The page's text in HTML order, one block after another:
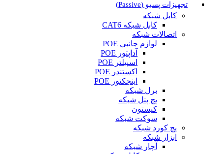
تجهیزات پسیو (Passive)
کابل شبکه
کابل شبکه CAT6
اتصالات شبکه
لوازم جانبی POE
آداپتور POE
اسپیلتر POE
اکستندر POE
اینجکتور POE
برل شبکه
پچ پنل شبکه
کیستون
سوکت شبکه
پچ کورد شبکه
ابزار شبکه
آچار شبکه